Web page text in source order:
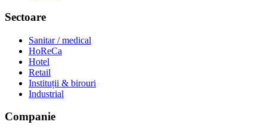
Sectoare
Sanitar / medical
HoReCa
Hotel
Retail
Instituții & birouri
Industrial
Companie